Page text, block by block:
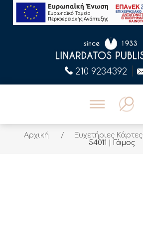
210 9234392
Αρχική / Ευχετήριες Κάρτες
54011 | Γάμος